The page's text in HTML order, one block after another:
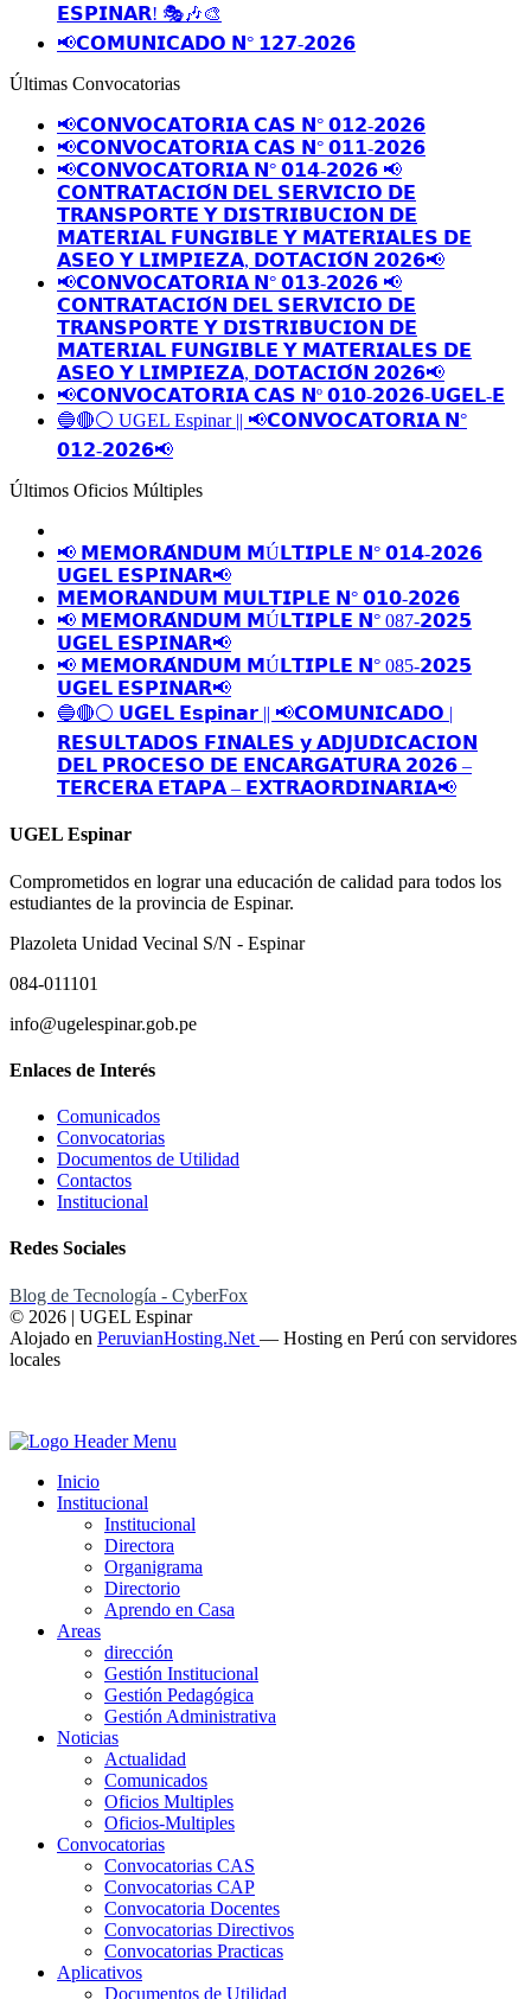
𝗘𝗦𝗣𝗜𝗡𝗔𝗥! 🎭🎶🎨
📢𝗖𝗢𝗠𝗨𝗡𝗜𝗖𝗔𝗗𝗢 𝗡° 𝟭𝟮𝟳-𝟮𝟬𝟮𝟲
Últimas Convocatorias
📢𝗖𝗢𝗡𝗩𝗢𝗖𝗔𝗧𝗢𝗥𝗜𝗔 𝗖𝗔𝗦 𝗡° 𝟬𝟭𝟮-𝟮𝟬𝟮𝟲
📢𝗖𝗢𝗡𝗩𝗢𝗖𝗔𝗧𝗢𝗥𝗜𝗔 𝗖𝗔𝗦 𝗡° 𝟬𝟭𝟭-𝟮𝟬𝟮𝟲
📢𝗖𝗢𝗡𝗩𝗢𝗖𝗔𝗧𝗢𝗥𝗜𝗔 𝗡° 𝟬𝟭𝟰-𝟮𝟬𝟮𝟲 📢
𝗖𝗢𝗡𝗧𝗥𝗔𝗧𝗔𝗖𝗜𝗢́𝗡 𝗗𝗘𝗟 𝗦𝗘𝗥𝗩𝗜𝗖𝗜𝗢 𝗗𝗘
𝗧𝗥𝗔𝗡𝗦𝗣𝗢𝗥𝗧𝗘 𝗬 𝗗𝗜𝗦𝗧𝗥𝗜𝗕𝗨𝗖𝗜𝗢𝗡 𝗗𝗘
𝗠𝗔𝗧𝗘𝗥𝗜𝗔𝗟 𝗙𝗨𝗡𝗚𝗜𝗕𝗟𝗘 𝗬 𝗠𝗔𝗧𝗘𝗥𝗜𝗔𝗟𝗘𝗦 𝗗𝗘
𝗔𝗦𝗘𝗢 𝗬 𝗟𝗜𝗠𝗣𝗜𝗘𝗭𝗔, 𝗗𝗢𝗧𝗔𝗖𝗜𝗢́𝗡 𝟮𝟬𝟮𝟲📢
📢𝗖𝗢𝗡𝗩𝗢𝗖𝗔𝗧𝗢𝗥𝗜𝗔 𝗡° 𝟬𝟭𝟯-𝟮𝟬𝟮𝟲 📢
𝗖𝗢𝗡𝗧𝗥𝗔𝗧𝗔𝗖𝗜𝗢́𝗡 𝗗𝗘𝗟 𝗦𝗘𝗥𝗩𝗜𝗖𝗜𝗢 𝗗𝗘
𝗧𝗥𝗔𝗡𝗦𝗣𝗢𝗥𝗧𝗘 𝗬 𝗗𝗜𝗦𝗧𝗥𝗜𝗕𝗨𝗖𝗜𝗢𝗡 𝗗𝗘
𝗠𝗔𝗧𝗘𝗥𝗜𝗔𝗟 𝗙𝗨𝗡𝗚𝗜𝗕𝗟𝗘 𝗬 𝗠𝗔𝗧𝗘𝗥𝗜𝗔𝗟𝗘𝗦 𝗗𝗘
𝗔𝗦𝗘𝗢 𝗬 𝗟𝗜𝗠𝗣𝗜𝗘𝗭𝗔, 𝗗𝗢𝗧𝗔𝗖𝗜𝗢́𝗡 𝟮𝟬𝟮𝟲📢
📢𝗖𝗢𝗡𝗩𝗢𝗖𝗔𝗧𝗢𝗥𝗜𝗔 𝗖𝗔𝗦 𝗡º 𝟬𝟭𝟬-𝟮𝟬𝟮𝟲-𝗨𝗚𝗘𝗟-𝗘
🔵🔴⚪️ UGEL Espinar || 📢𝗖𝗢𝗡𝗩𝗢𝗖𝗔𝗧𝗢𝗥𝗜𝗔 𝗡°
𝟬𝟭𝟮-𝟮𝟬𝟮𝟲📢
Últimos Oficios Múltiples
📢 𝗠𝗘𝗠𝗢𝗥𝗔́𝗡𝗗𝗨𝗠 𝗠Ú𝗟𝗧𝗜𝗣𝗟𝗘 𝗡° 𝟬𝟭𝟰-𝟮𝟬𝟮𝟲
𝗨𝗚𝗘𝗟 𝗘𝗦𝗣𝗜𝗡𝗔𝗥📢
𝗠𝗘𝗠𝗢𝗥𝗔𝗡𝗗𝗨𝗠 𝗠𝗨𝗟𝗧𝗜𝗣𝗟𝗘 𝗡° 𝟬𝟭𝟬-𝟮𝟬𝟮𝟲
📢 𝗠𝗘𝗠𝗢𝗥𝗔́𝗡𝗗𝗨𝗠 𝗠Ú𝗟𝗧𝗜𝗣𝗟𝗘 𝗡° 087-𝟮𝟬𝟮𝟱
𝗨𝗚𝗘𝗟 𝗘𝗦𝗣𝗜𝗡𝗔𝗥📢
📢 𝗠𝗘𝗠𝗢𝗥𝗔́𝗡𝗗𝗨𝗠 𝗠Ú𝗟𝗧𝗜𝗣𝗟𝗘 𝗡° 085-𝟮𝟬𝟮𝟱
𝗨𝗚𝗘𝗟 𝗘𝗦𝗣𝗜𝗡𝗔𝗥📢
🔵🔴⚪️ 𝗨𝗚𝗘𝗟 𝗘𝘀𝗽𝗶𝗻𝗮𝗿 || 📢𝗖𝗢𝗠𝗨𝗡𝗜𝗖𝗔𝗗𝗢 |
𝗥𝗘𝗦𝗨𝗟𝗧𝗔𝗗𝗢𝗦 𝗙𝗜𝗡𝗔𝗟𝗘𝗦 𝘆 𝗔𝗗𝗝𝗨𝗗𝗜𝗖𝗔𝗖𝗜𝗢𝗡
𝗗𝗘𝗟 𝗣𝗥𝗢𝗖𝗘𝗦𝗢 𝗗𝗘 𝗘𝗡𝗖𝗔𝗥𝗚𝗔𝗧𝗨𝗥𝗔 𝟮𝟬𝟮𝟲 –
𝗧𝗘𝗥𝗖𝗘𝗥𝗔 𝗘𝗧𝗔𝗣𝗔 – 𝗘𝗫𝗧𝗥𝗔𝗢𝗥𝗗𝗜𝗡𝗔𝗥𝗜𝗔📢
UGEL Espinar
Comprometidos en lograr una educación de calidad para todos los
estudiantes de la provincia de Espinar.
Plazoleta Unidad Vecinal S/N - Espinar
084-011101
info@ugelespinar.gob.pe
Enlaces de Interés
Comunicados
Convocatorias
Documentos de Utilidad
Contactos
Institucional
Redes Sociales
Blog de Tecnología - CyberFox
© 2026 | UGEL Espinar
Alojado en PeruvianHosting.Net — Hosting en Perú con servidores
locales
Inicio
Institucional
Institucional
Directora
Organigrama
Directorio
Aprendo en Casa
Areas
dirección
Gestión Institucional
Gestión Pedagógica
Gestión Administrativa
Noticias
Actualidad
Comunicados
Oficios Multiples
Oficios-Multiples
Convocatorias
Convocatorias CAS
Convocatorias CAP
Convocatoria Docentes
Convocatorias Directivos
Convocatorias Practicas
Aplicativos
Documentos de Utilidad